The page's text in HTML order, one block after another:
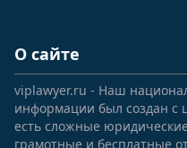
О сайте
viplawyer.ru - Наш
информации был создан с
есть сложные
грамотные и бесплатные